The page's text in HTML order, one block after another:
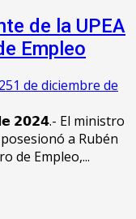
de la UPEA
Empleo
1 de diciembre de
𝟮𝟬𝟮𝟰.- El ministro
a Rubén
de Empleo,...